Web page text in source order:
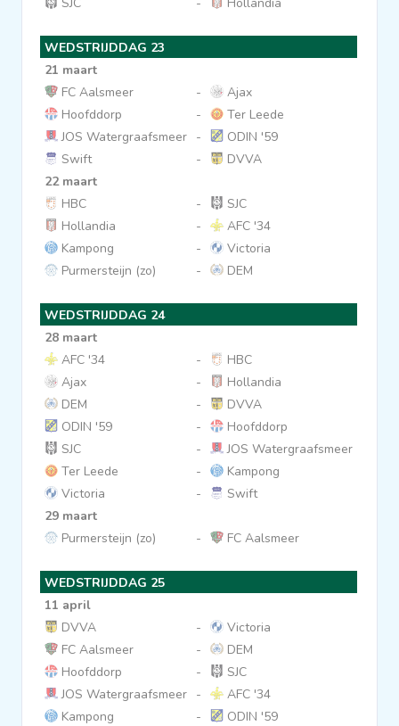
WEDSTRIJDDAG 23
21 maart
FC Aalsmeer
-
Ajax
Hoofddorp
-
Ter Leede
JOS Watergraafsmeer -
ODIN '59
Swift
-
DVVA
22 maart
HBC
-
SJC
Hollandia
-
AFC '34
Kampong
-
Victoria
Purmersteijn (zo)
- DEM
WEDSTRIJDDAG 24
28 maart
AFC '34
-
HBC
Ajax
-
Hollandia
DEM
-
DVVA
ODIN '59
-
Hoofddorp
SJC
-
JOS Watergraafsmeer
Ter Leede
-
Kampong
Victoria
-
Swift
29 maart
Purmersteijn (zo)
- FC Aalsmeer
WEDSTRIJDDAG 25
11 april
DVVA
-
Victoria
FC Aalsmeer
-
DEM
Hoofddorp
-
SJC
JOS Watergraafsmeer -
AFC '34
Kampong
-
ODIN '59